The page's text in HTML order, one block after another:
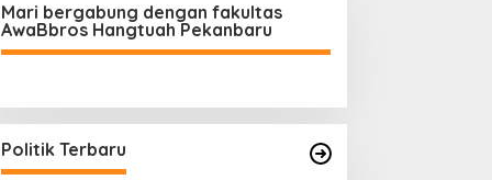
Mari bergabung dengan fakultas
AwaBbros Hangtuah Pekanbaru
Politik Terbaru
Personel, Tegaskan Komitmen
Bersih Narkoba
Di Politik, Polri | Februari 23, 2026